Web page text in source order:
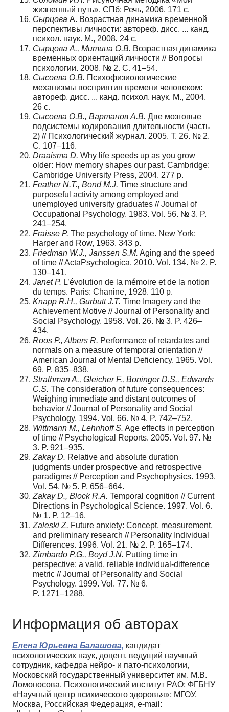
жизненный путь». СПб: Речь, 2006. 171 с.
Сырцова А. Возрастная динамика временной
перспективы личности: автореф. дисс. ... канд.
психол. наук. М., 2008. 24 с.
Сырцова А., Митина О.В. Возрастная динамика
временных ориентаций личности // Вопросы
психологии. 2008. № 2. С. 41–54.
Сысоева О.В. Психофизиологические
механизмы восприятия времени человеком:
автореф. дисс. ... канд. психол. наук. М., 2004.
26 с.
Сысоева О.В., Вартанов А.В. Две мозговые
подсистемы кодирования длительности (часть
2) // Психологический журнал. 2005. Т. 26. № 2.
С. 107–116.
Draaisma D. Why life speeds up as you grow
older: How memory shapes our past. Cambridge:
Cambridge University Press, 2004. 277 p.
Feather N.T., Bond M.J. Time structure and
purposeful activity among employed and
unemployed university graduates // Journal of
Occupational Psychology. 1983. Vol. 56. № 3. P.
241–254.
Fraisse P. The psychology of time. New York:
Harper and Row, 1963. 343 p.
Friedman W.J., Janssen S.M. Aging and the speed
of time // ActaPsychologica. 2010. Vol. 134. № 2. P.
130–141.
Janet Р. L’évolution de la mémoire et de la notion
du temps. Paris: Chanine, 1928. 110 p.
Knapp R.H., Gurbutt J.T. Time Imagery and the
Achievement Motive // Journal of Personality and
Social Psychology. 1958. Vol. 26. № 3. P. 426–
434.
Roos P., Albers R. Performance of retardates and
normals on a measure of temporal orientation //
American Journal of Mental Deficiency. 1965. Vol.
69. P. 835–838.
Strathman A., Gleicher F., Boninger D.S., Edwards
C.S. The consideration of future consequences:
Weighing immediate and distant outcomes of
behavior // Journal of Personality and Social
Psychology. 1994. Vol. 66. № 4. P. 742–752.
Wittmann M., Lehnhoff S. Age effects in perception
of time // Psychological Reports. 2005. Vol. 97. №
3. P. 921–935.
Zakay D. Relative and absolute duration
judgments under prospective and retrospective
paradigms // Perception and Psychophysics. 1993.
Vol. 54. № 5. P. 656–664.
Zakay D., Block R.A. Temporal cognition // Current
Directions in Psychological Science. 1997. Vol. 6.
№ 1. P. 12–16.
Zaleski Z. Future anxiety: Concept, measurement,
and preliminary research // Personality Individual
Differences. 1996. Vol. 21. № 2. P. 165–174.
Zimbardo P.G., Boyd J.N. Putting time in
perspective: a valid, reliable individual-difference
metric // Journal of Personality and Social
Psychology. 1999. Vol. 77. № 6.
P. 1271–1288.
Информация об авторах
Елена Юрьевна Балашова, кандидат
психологических наук, доцент, ведущий научный
сотрудник, кафедра нейро- и пато-психологии,
Московский государственный университет им. М.В.
Ломоносова, Психологический институт РАО; ФГБНУ
«Научный центр психического здоровья»; МГОУ,
Москва, Российская Федерация, e-mail: